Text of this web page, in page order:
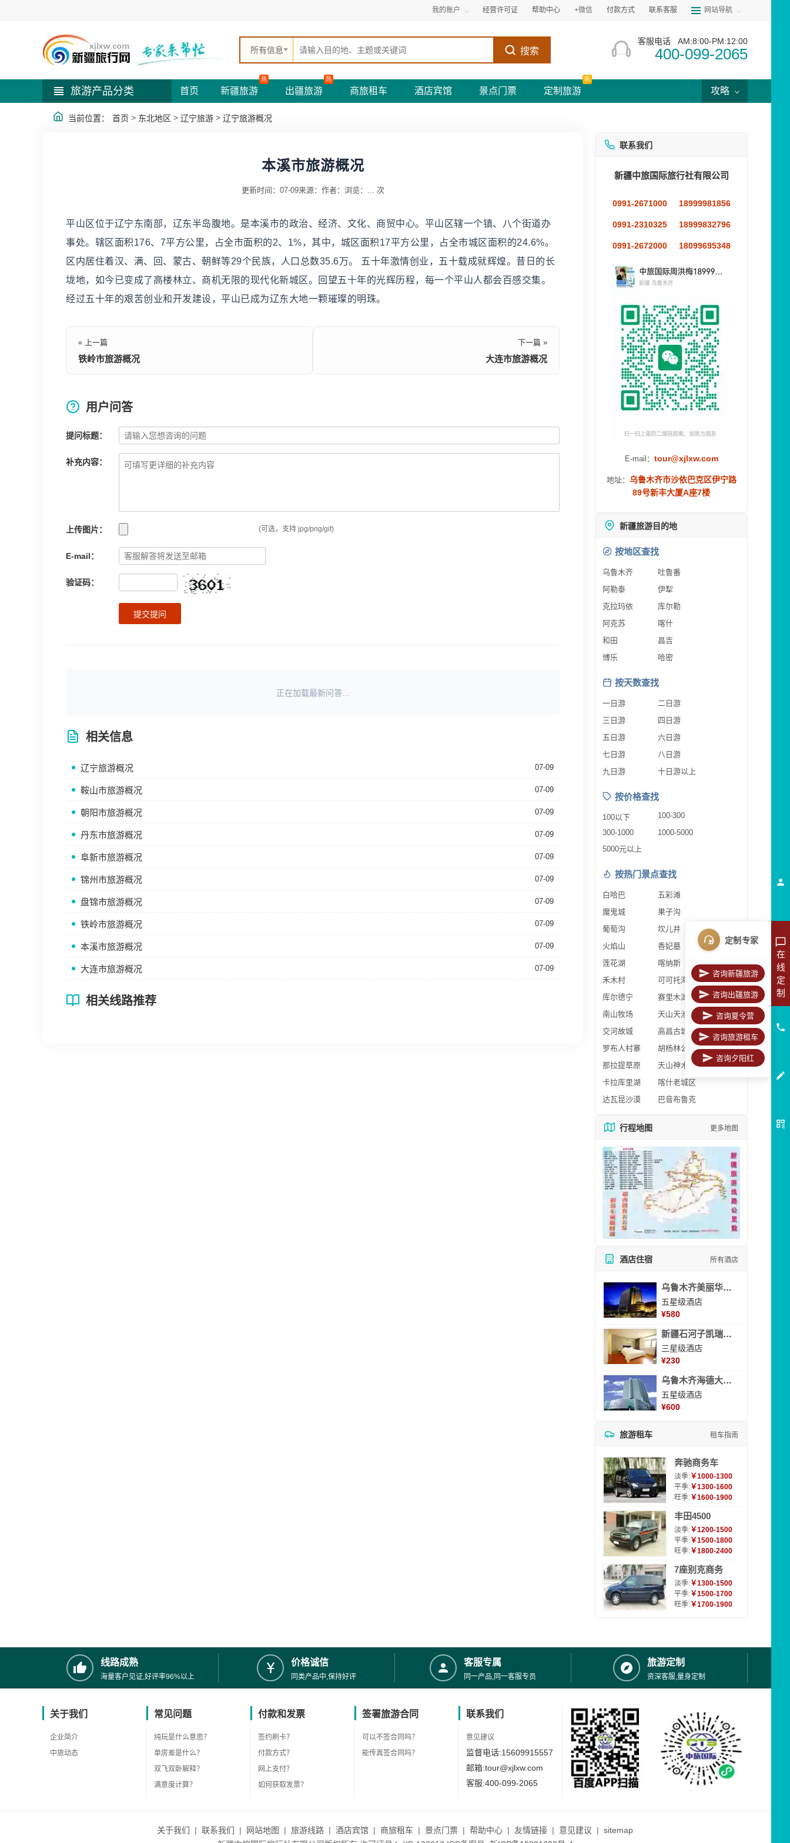
我的账户 经营许可证 帮助中心 +微信 付款方式 联系客服 网站导航
所有信息 搜索
客服电话 AM:8:00-PM:12:00
400-099-2065
旅游产品分类 首页 新疆旅游
热
出疆旅游
热
商旅租车 酒店宾馆 景点门票 定制旅游
新
攻略
当前位置： 首页 > 东北地区 > 辽宁旅游 > 辽宁旅游概况
本溪市旅游概况
更新时间：07-09来源： 作者： 浏览： ... 次
平山区位于辽宁东南部，辽东半岛腹地。是本溪市的政治、经济、文化、商贸中心。平山区辖一个镇、八个街道办
事处。辖区面积176、7平方公里，占全市面积的2、1%，其中，城区面积17平方公里，占全市城区面积的24.6%。
区内居住着汉、满、回、蒙古、朝鲜等29个民族，人口总数35.6万。 五十年激情创业，五十载成就辉煌。昔日的长
垅地，如今已变成了高楼林立、商机无限的现代化新城区。回望五十年的光辉历程，每一个平山人都会百感交集。
经过五十年的艰苦创业和开发建设，平山已成为辽东大地一颗璀璨的明珠。
« 上一篇
铁岭市旅游概况
下一篇 »
大连市旅游概况
用户问答
提问标题：
补充内容：
上传图片： (可选，支持 jpg/png/gif)
E-mail：
验证码：
提交提问
正在加载最新问答...
相关信息
辽宁旅游概况 07-09
鞍山市旅游概况 07-09
朝阳市旅游概况 07-09
丹东市旅游概况 07-09
阜新市旅游概况 07-09
锦州市旅游概况 07-09
盘锦市旅游概况 07-09
铁岭市旅游概况 07-09
本溪市旅游概况 07-09
大连市旅游概况 07-09
相关线路推荐
联系我们
新疆中旅国际旅行社有限公司
0991-2671000 18999981856
0991-2310325 18999832796
0991-2672000 18099695348
E-mail： tour@xjlxw.com
地址： 乌鲁木齐市沙依巴克区伊宁路
89号新丰大厦A座7楼
新疆旅游目的地
按地区查找
乌鲁木齐
吐鲁番
阿勒泰
伊犁
克拉玛依
库尔勒
阿克苏
喀什
和田
昌吉
博乐
哈密
按天数查找
一日游
二日游
三日游
四日游
五日游
六日游
七日游
八日游
九日游
十日游以上
按价格查找
100以下
100-300
300-1000
1000-5000
5000元以上
按热门景点查找
白哈巴
五彩滩
魔鬼城
果子沟
葡萄沟
坎儿井
火焰山
香妃墓
莲花湖
喀纳斯
禾木村
可可托海
库尔德宁
赛里木湖
南山牧场
天山天池
交河故城
高昌古城
罗布人村寨
胡杨林公园
那拉提草原
天山神木园
卡拉库里湖
喀什老城区
达瓦昆沙漠
巴音布鲁克
行程地图 更多地图
酒店住宿 所有酒店
乌鲁木齐美丽华大酒
五星级酒店
¥580
新疆石河子凯瑞酒店
三星级酒店
¥230
乌鲁木齐海德大酒店
五星级酒店
¥600
旅游租车 租车指南
奔驰商务车
淡季:￥1000-1300
平季:￥1300-1600
旺季:￥1600-1900
丰田4500
淡季:￥1200-1500
平季:￥1500-1800
旺季:￥1800-2400
7座别克商务
淡季:￥1300-1500
平季:￥1500-1700
旺季:￥1700-1900
线路成熟
海量客户见证,好评率96%以上
价格诚信
同类产品中,保持好评
客服专属
同一产品,同一客服专员
旅游定制
资深客服,量身定制
关于我们
企业简介
中旅动态
常见问题
纯玩是什么意思？
单房差是什么？
双飞双卧解释？
满意度计算？
付款和发票
签约刷卡？
付款方式？
网上支付？
如何获取发票？
签署旅游合同
可以不签合同吗？
能传真签合同吗？
联系我们
意见建议
监督电话:15609915557
邮箱:tour@xjlxw.com
客服:400-099-2065
关于我们 | 联系我们 | 网站地图 | 旅游线路 | 酒店宾馆 | 商旅租车 | 景点门票 | 帮助中心 | 友情链接 | 意见建议 | sitemap
在
线
定
制
定制专家
咨询新疆旅游
咨询出疆旅游
咨询夏令营
咨询旅游租车
咨询夕阳红